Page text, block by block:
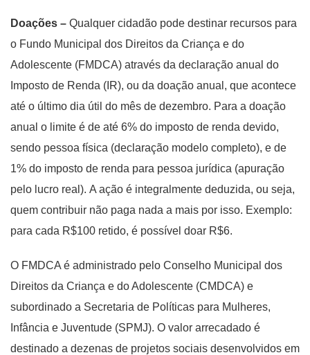
Doações – Qualquer cidadão pode destinar recursos para
o Fundo Municipal dos Direitos da Criança e do
Adolescente (FMDCA) através da declaração anual do
Imposto de Renda (IR), ou da doação anual, que acontece
até o último dia útil do mês de dezembro. Para a doação
anual o limite é de até 6% do imposto de renda devido,
sendo pessoa física (declaração modelo completo), e de
1% do imposto de renda para pessoa jurídica (apuração
pelo lucro real). A ação é integralmente deduzida, ou seja,
quem contribuir não paga nada a mais por isso. Exemplo:
para cada R$100 retido, é possível doar R$6.
O FMDCA é administrado pelo Conselho Municipal dos
Direitos da Criança e do Adolescente (CMDCA) e
subordinado a Secretaria de Políticas para Mulheres,
Infância e Juventude (SPMJ). O valor arrecadado é
destinado a dezenas de projetos sociais desenvolvidos em